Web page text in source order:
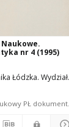
dokument
nr 4 (1995)
Łódzka.
zeszyt naukowy